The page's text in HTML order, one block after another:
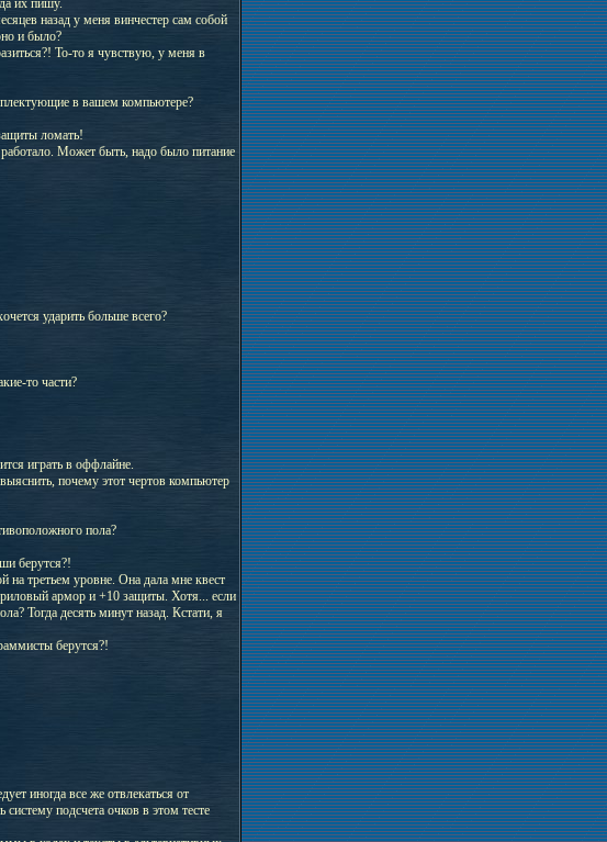
их пишу.
назад у меня винчестер сам собой
и было?
То-то я чувствую, у меня в
в вашем компьютере?
ломать!
Может быть, надо было питание
ударить больше всего?
то части?
играть в оффлайне.
почему этот чертов компьютер
пола?
берутся?!
на третьем уровне. Она дала мне квест
армор и +10 защиты. Хотя... если
Тогда десять минут назад. Кстати, я
берутся?!
иногда все же отвлекаться от
подсчета очков в этом тесте